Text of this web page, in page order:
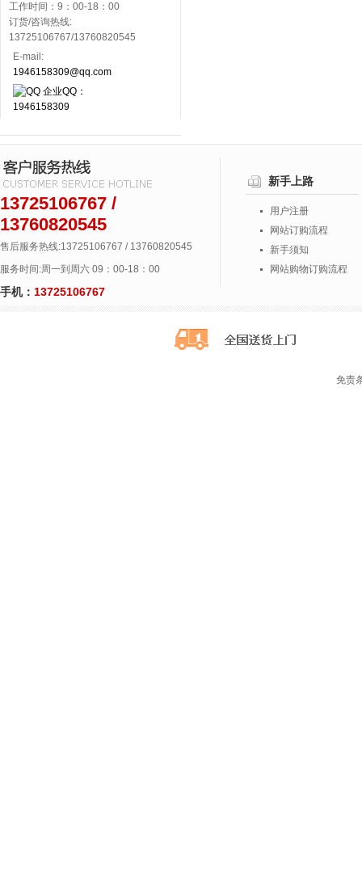
工作时间：9：00-18：00
订货/咨询热线:
13725106767/13760820545
E-mail:
1946158309@qq.com
企业QQ：
1946158309
13725106767 /
13760820545
售后服务热线:13725106767 / 13760820545
服务时间:周一到周六 09：00-18：00
手机： 13725106767
新手上路
用户注册
网站订购流程
新手须知
网站购物订购流程
免责